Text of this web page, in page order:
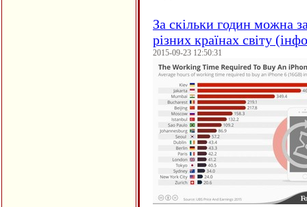
За скільки годин можна
різних країнах світу
2015-09-23 12:50:31